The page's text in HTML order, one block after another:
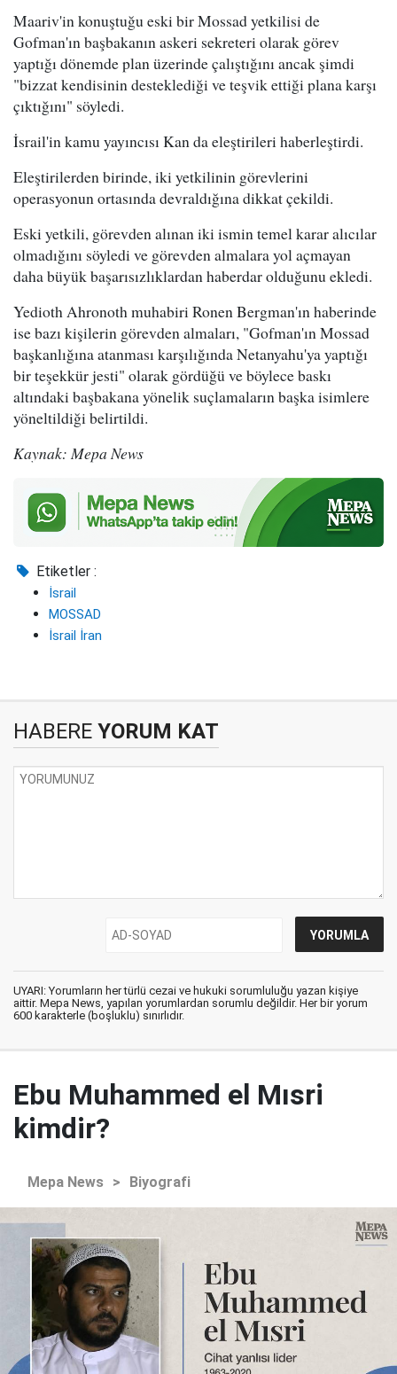
Maariv'in konuştuğu eski bir Mossad yetkilisi de
Gofman'ın başbakanın askeri sekreteri olarak görev
yaptığı dönemde plan üzerinde çalıştığını ancak şimdi
"bizzat kendisinin desteklediği ve teşvik ettiği plana karşı
çıktığını" söyledi.
İsrail'in kamu yayıncısı Kan da eleştirileri haberleştirdi.
Eleştirilerden birinde, iki yetkilinin görevlerini
operasyonun ortasında devraldığına dikkat çekildi.
Eski yetkili, görevden alınan iki ismin temel karar alıcılar
olmadığını söyledi ve görevden almalara yol açmayan
daha büyük başarısızlıklardan haberdar olduğunu ekledi.
Yedioth Ahronoth muhabiri Ronen Bergman'ın haberinde
ise bazı kişilerin görevden almaları, "Gofman'ın Mossad
başkanlığına atanması karşılığında Netanyahu'ya yaptığı
bir teşekkür jesti" olarak gördüğü ve böylece baskı
altındaki başbakana yönelik suçlamaların başka isimlere
yöneltildiği belirtildi.
Kaynak: Mepa News
Etiketler :
İsrail
MOSSAD
İsrail İran
HABERE YORUM KAT
UYARI: Yorumların her türlü cezai ve hukuki sorumluluğu yazan kişiye
aittir. Mepa News, yapılan yorumlardan sorumlu değildir. Her bir yorum
600 karakterle (boşluklu) sınırlıdır.
Ebu Muhammed el Mısri
kimdir?
Mepa News > Biyografi